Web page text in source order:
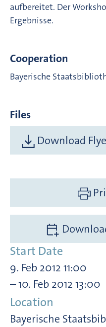
aufbereitet. Der
Ergebnisse.
Cooperation
Bayerische
Files
Download
Start Date
9. Feb 2012 11:00
– 10. Feb 2012 13:00
Location
Bayerische